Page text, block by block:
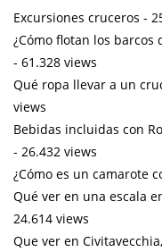
Excursiones cruceros -
¿Cómo flotan los barcos
- 61.328 views
Qué ropa llevar a un
views
Bebidas incluidas con
- 26.432 views
¿Cómo es un camarote
Qué ver en una escala
24.614 views
Que ver en